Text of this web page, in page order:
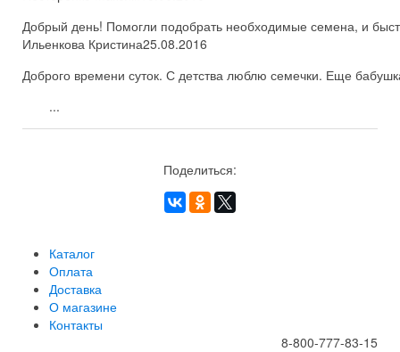
Добрый день! Помогли подобрать необходимые семена, и
Ильенкова Кристина25.08.2016
Доброго времени суток. С детства люблю семечки. Еще
...
Поделиться:
Каталог
Оплата
Доставка
О магазине
Контакты
8-800-777-83-15